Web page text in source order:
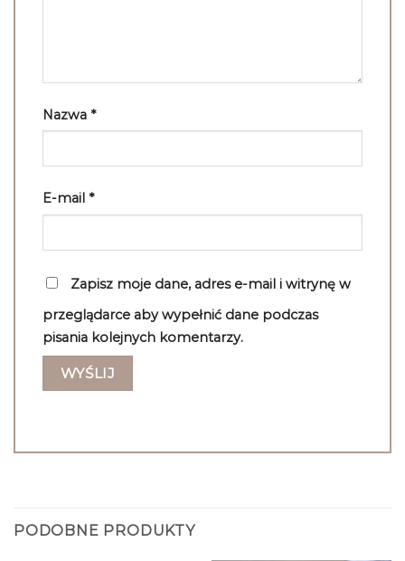
Nazwa *
E-mail *
Zapisz moje dane, adres e-mail i witrynę w
przeglądarce aby wypełnić dane podczas
pisania kolejnych komentarzy.
PODOBNE PRODUKTY